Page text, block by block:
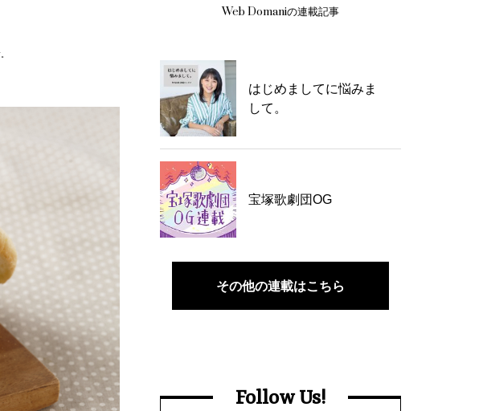
Web Domaniの連載記事
はじめましてに悩みま
して。
宝塚歌劇団OG
その他の連載はこちら
Follow Us!